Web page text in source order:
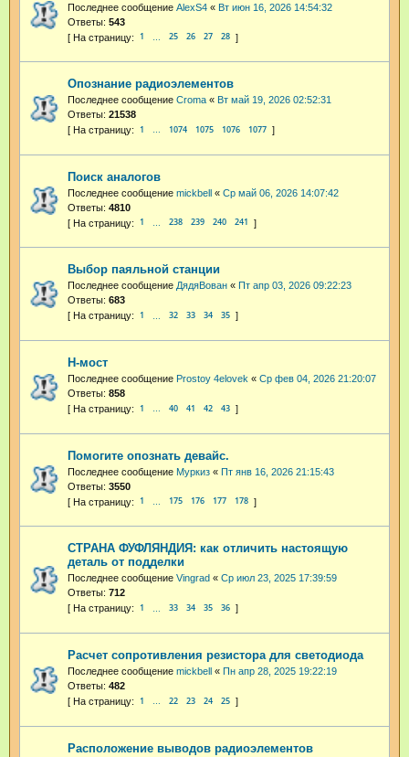
Последнее сообщение AlexS4 « Вт июн 16, 2026 14:54:32
Ответы: 543
1 25 26 27 28
Опознание радиоэлементов
Последнее сообщение Croma « Вт май 19, 2026 02:52:31
Ответы: 21538
1 … 1074 1075 1076 1077
Поиск аналогов
Последнее сообщение mickbell « Ср май 06, 2026 14:07:42
Ответы: 4810
1 238 239 240 241
Выбор паяльной станции
Последнее сообщение ДядяВован « Пт апр 03, 2026 09:22:23
Ответы: 683
1 32 33 34 35
H-мост
Последнее сообщение Prostoy 4elovek « Ср фев 04, 2026 21:20:07
Ответы: 858
1 … 40 41 42 43
Помогите опознать девайс.
Последнее сообщение Муркиз « Пт янв 16, 2026 21:15:43
Ответы: 3550
1 175 176 177 178
СТРАНА ФУФЛЯНДИЯ: как отличить настоящую
деталь от подделки
Последнее сообщение Vingrad « Ср июл 23, 2025 17:39:59
Ответы: 712
1 33 34 35 36
Расчет сопротивления резистора для светодиода
Последнее сообщение mickbell « Пн апр 28, 2025 19:22:19
Ответы: 482
1 … 22 23 24 25
Расположение выводов радиоэлементов